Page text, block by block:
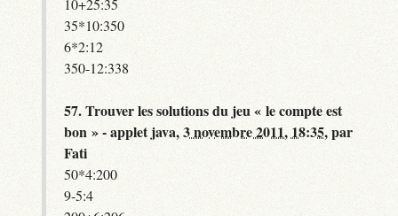
10+25:35
35*10:350
6*2:12
350-12:338
57.Trouver les solutions du jeu « le compte est
bon » - applet java,3 novembre 2011, 18:35,par
Fati
50*4:200
9-5:4